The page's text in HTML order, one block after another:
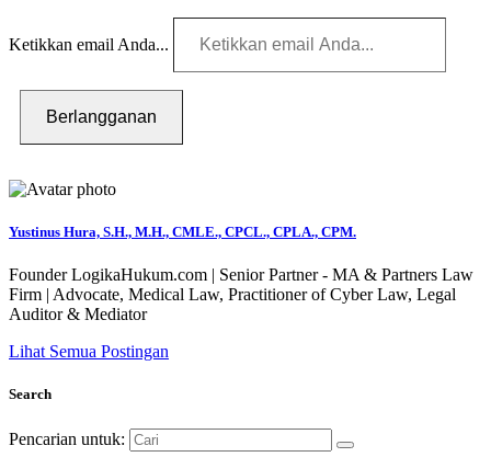
Ketikkan email Anda...
Berlangganan
Yustinus Hura, S.H., M.H., CMLE., CPCL., CPLA., CPM.
Founder LogikaHukum.com | Senior Partner - MA & Partners Law
Firm | Advocate, Medical Law, Practitioner of Cyber Law, Legal
Auditor & Mediator
Lihat Semua Postingan
Search
Pencarian untuk: